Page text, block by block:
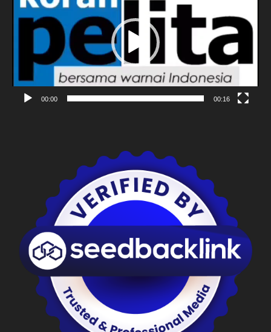
00:00 00:16